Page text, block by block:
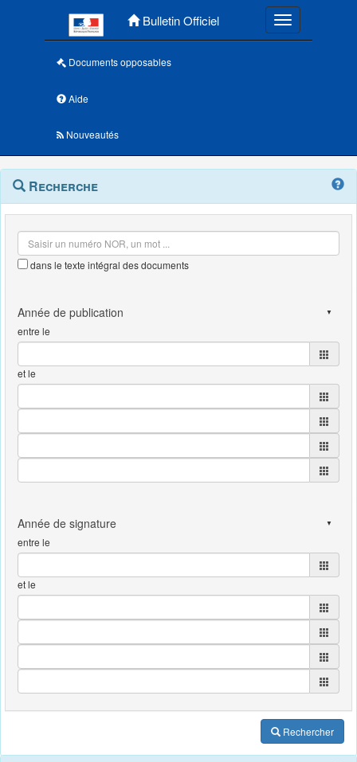
Bulletin Officiel Toggle
Documents opposables
Aide
Nouveautés
Navigation
outils
Menu
contextuel
Recherche
dans le texte intégral des documents
entre le
et le
entre le
et le
Rechercher